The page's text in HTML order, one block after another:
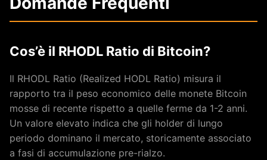
Cos’è il RHODL Ratio di Bitcoin?
Il RHODL Ratio (Realized HODL Ratio) misura il
rapporto tra il peso economico delle monete Bitcoin
mosse di recente rispetto a quelle ferme da 1-2 anni.
Un valore elevato indica che gli holder di lungo
periodo dominano il mercato, storicamente associato
a fasi di accumulazione pre-rialzo.